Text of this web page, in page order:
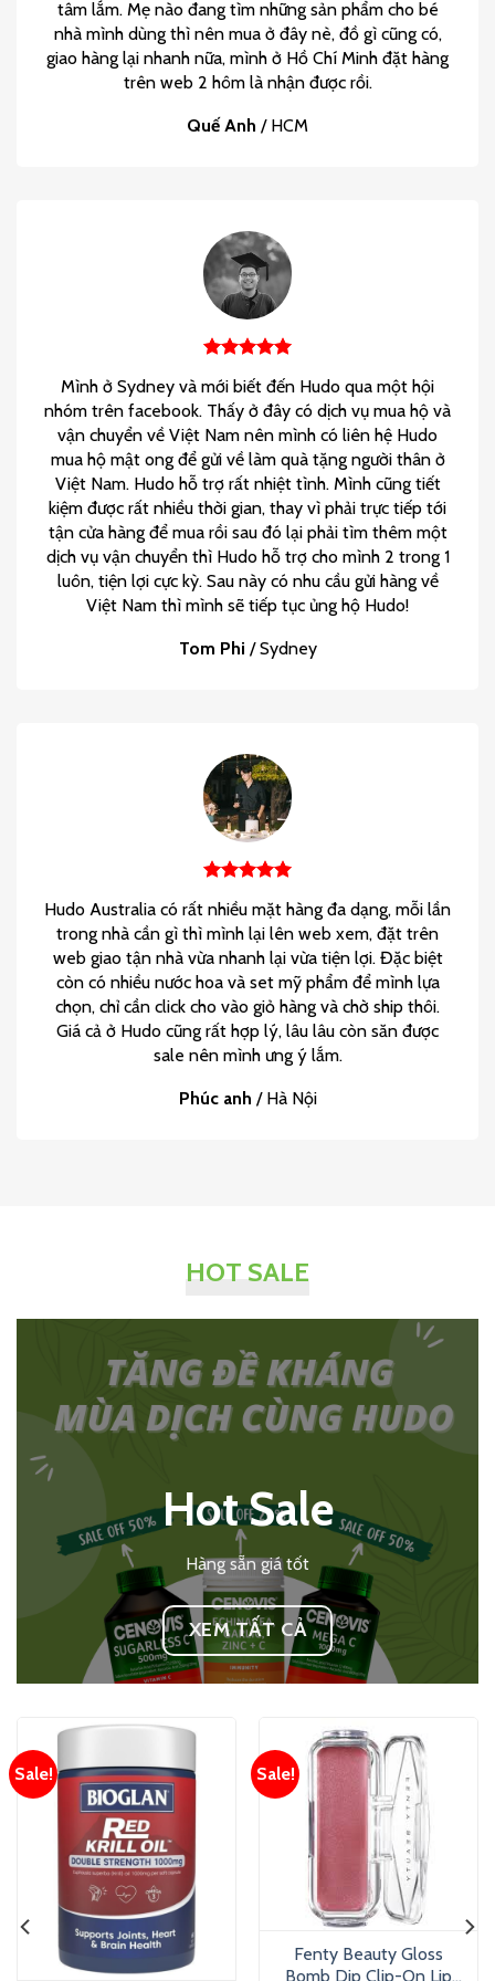
tâm lắm. Mẹ nào đang tìm những sản phẩm cho bé
nhà mình dùng thì nên mua ở đây nè, đồ gì cũng có,
giao hàng lại nhanh nữa, mình ở Hồ Chí Minh đặt hàng
trên web 2 hôm là nhận được rồi.
Quế Anh / HCM
Mình ở Sydney và mới biết đến Hudo qua một hội
nhóm trên facebook. Thấy ở đây có dịch vụ mua hộ và
vận chuyển về Việt Nam nên mình có liên hệ Hudo
mua hộ mật ong để gửi về làm quà tặng người thân ở
Việt Nam. Hudo hỗ trợ rất nhiệt tình. Mình cũng tiết
kiệm được rất nhiều thời gian, thay vì phải trực tiếp tới
tận cửa hàng để mua rồi sau đó lại phải tìm thêm một
dịch vụ vận chuyển thì Hudo hỗ trợ cho mình 2 trong 1
luôn, tiện lợi cực kỳ. Sau này có nhu cầu gửi hàng về
Việt Nam thì mình sẽ tiếp tục ủng hộ Hudo!
Tom Phi /Sydney
Hudo Australia có rất nhiều mặt hàng đa dạng, mỗi lần
trong nhà cần gì thì mình lại lên web xem, đặt trên
web giao tận nhà vừa nhanh lại vừa tiện lợi. Đặc biệt
còn có nhiều nước hoa và set mỹ phẩm để mình lựa
chọn, chỉ cần click cho vào giỏ hàng và chờ ship thôi.
Giá cả ở Hudo cũng rất hợp lý, lâu lâu còn săn được
sale nên mình ưng ý lắm.
Phúc anh / Hà Nội
HOT SALE
Hot Sale
Hàng sẵn giá tốt
XEM TẤT CẢ
Sale! Sale!
Fenty Beauty Gloss
Bomb Dip Clip-On Lip